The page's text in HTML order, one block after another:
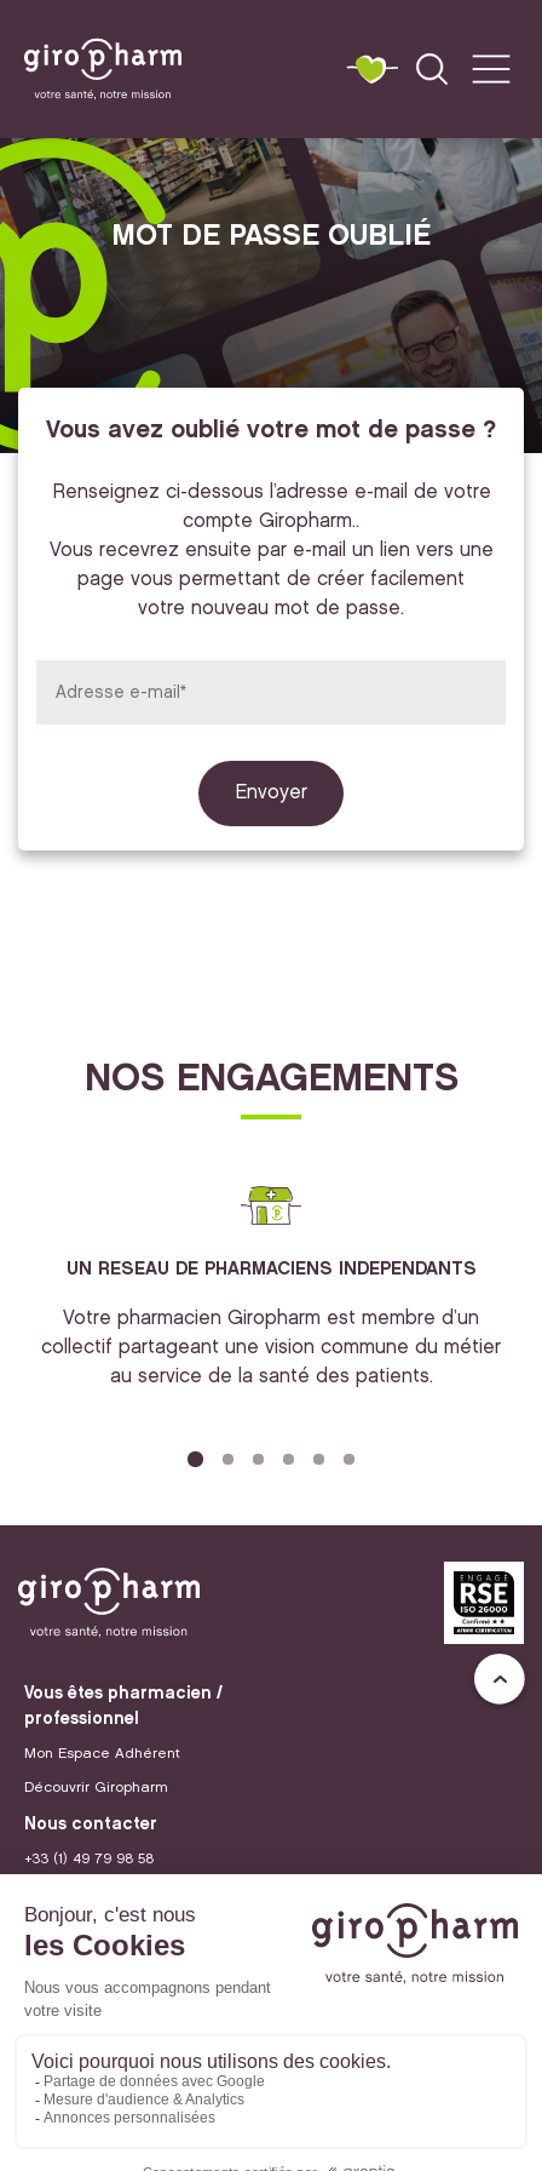
MOT DE PASSE OUBLIÉ
Vous avez oublié votre mot de passe ?
Renseignez ci-dessous l’adresse e-mail de votre
compte Giropharm..
Vous recevrez ensuite par e-mail un lien vers une
page vous permettant de créer facilement
votre nouveau mot de passe.
NOS ENGAGEMENTS
UN RESEAU DE PHARMACIENS INDEPENDANTS
Votre pharmacien Giropharm est membre d’un
collectif partageant une vision commune du métier
au service de la santé des patients.
Vous êtes pharmacien /
professionnel
Mon Espace Adhérent
Découvrir Giropharm
Nous contacter
+33 (1) 49 79 98 58
Recrutement